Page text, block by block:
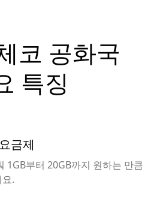
코 공화국
특징
금제
1GB부터 20GB까지 원하는 만큼
.